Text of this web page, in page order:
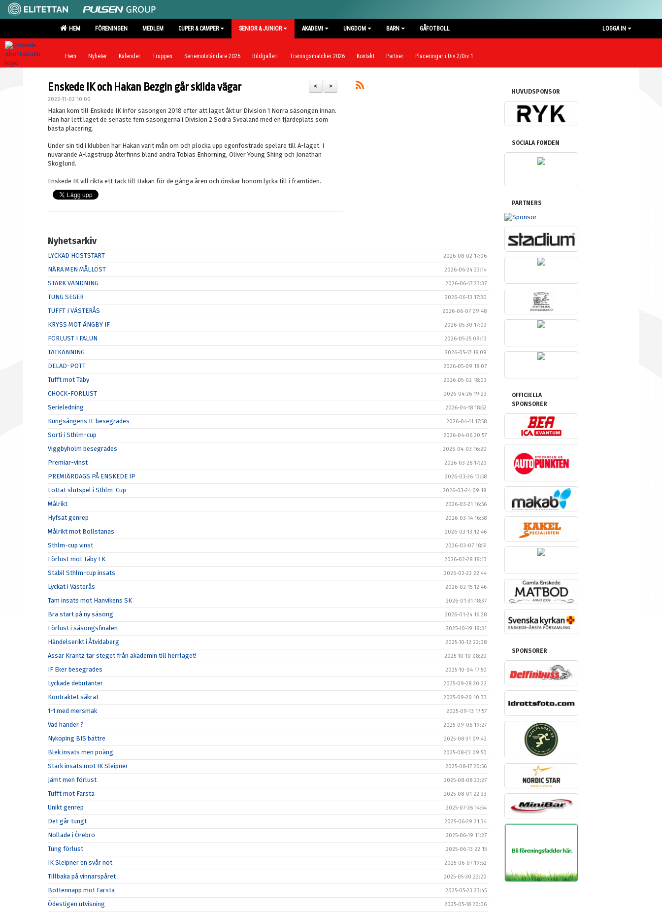
HEM FÖRENINGEN MEDLEM CUPER & CAMPER SENIOR & JUNIOR AKADEMI UNGDOM BARN GÅFOTBOLL LOGGA IN
Hem Nyheter Kalender Truppen Seriemotståndare 2026 Bildgalleri Träningsmatcher 2026 Kontakt Partner Placeringar i Div 2/Div 1
>
<
Enskede IK och Hakan Bezgin går skilda vägar
2022-11-02 10:00
Hakan kom till Enskede IK inför säsongen 2018 efter att laget åkt ur Division 1 Norra säsongen innan.
Han har lett laget de senaste fem säsongerna i Division 2 Södra Svealand med en fjärdeplats som
bästa placering.
Under sin tid i klubben har Hakan varit mån om och plocka upp egenfostrade spelare till A-laget. I
nuvarande A-lagstrupp återfinns bland andra Tobias Enhörning, Oliver Young Shing och Jonathan
Skoglund.
Enskede IK vill rikta ett tack till Hakan för de gånga åren och önskar honom lycka till i framtiden.
Nyhetsarkiv
LYCKAD HÖSTSTART 2026-08-02 17:06
NÄRA MEN MÅLLÖST 2026-06-24 23:14
STARK VÄNDNING 2026-06-17 23:37
TUNG SEGER 2026-06-13 17:30
TUFFT I VÄSTERÅS 2026-06-07 09:48
KRYSS MOT ÄNGBY IF 2026-05-30 17:03
FÖRLUST I FALUN 2026-05-25 09:13
TÄTKÄNNING 2026-05-17 18:09
DELAD-POTT 2026-05-09 18:07
Tufft mot Täby 2026-05-02 18:03
CHOCK-FÖRLUST 2026-04-26 19:23
Serieledning 2026-04-18 18:52
Kungsängens IF besegrades 2026-04-11 17:58
Sorti i Sthlm-cup 2026-04-06 20:57
Viggbyholm besegrades 2026-04-03 16:20
Premiär-vinst 2026-03-28 17:20
PREMIÄRDAGS PÅ ENSKEDE IP 2026-03-26 13:58
Lottat slutspel i Sthlm-Cup 2026-03-24 09:19
Målrikt 2026-03-21 16:56
Hyfsat genrep 2026-03-14 16:58
Målrikt mot Bollstanäs 2026-03-13 12:46
Sthlm-cup vinst 2026-03-07 18:51
Förlust mot Täby FK 2026-02-28 19:13
Stabil Sthlm-cup insats 2026-02-22 22:44
Lyckat i Västerås 2026-02-15 12:46
Tam insats mot Hanvikens SK 2026-01-31 18:37
Bra start på ny säsong 2026-01-24 16:28
Förlust i säsongsfinalen 2025-10-19 19:31
Händelserikt i Åtvidaberg 2025-10-12 22:08
Assar Krantz tar steget från akademin till herrlaget! 2025-10-10 08:20
IF Eker besegrades 2025-10-04 17:50
Lyckade debutanter 2025-09-28 20:22
Kontraktet säkrat 2025-09-20 10:33
1-1 med mersmak 2025-09-13 17:57
Vad händer ? 2025-09-06 19:27
Nyköping BIS bättre 2025-08-31 09:43
Blek insats men poäng 2025-08-23 09:50
Stark insats mot IK Sleipner 2025-08-17 20:56
Jämt men förlust 2025-08-08 23:27
Tufft mot Farsta 2025-08-01 22:33
Unikt genrep 2025-07-26 14:54
Det går tungt 2025-06-29 21:34
Nollade i Örebro 2025-06-19 11:27
Tung förlust 2025-06-13 22:15
IK Sleipner en svår nöt 2025-06-07 19:52
Tillbaka på vinnarspåret 2025-05-30 22:20
Bottennapp mot Farsta 2025-05-23 23:45
Ödestigen utvisning 2025-05-18 20:06
HUVUDSPONSOR
SOCIALA FONDEN
PARTNERS
OFFICIELLA
SPONSORER
SPONSORER